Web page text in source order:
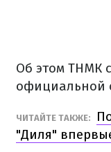
Об этом ТНМК
официальной
ЧИТАЙТЕ ТАКЖЕ:
"Диля"